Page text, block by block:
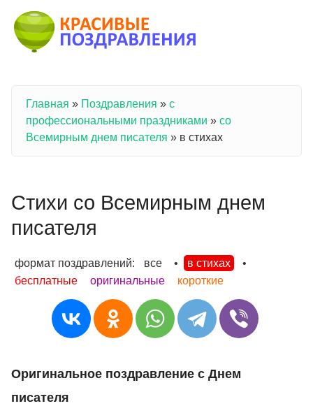
Вы здесь
Главная » Поздравления » с
профессиональными праздниками » со
Всемирным днем писателя » в стихах
Стихи со Всемирным днем
писателя
формат поздравлений: все • в стихах
•
бесплатные
оригинальные короткие
Оригинальное поздравление с Днем
писателя